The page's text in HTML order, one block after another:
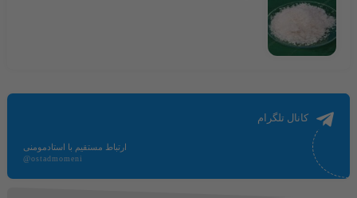
کانال تلگرام
ارتباط مستقیم با استادمومنی
@ostadmomeni